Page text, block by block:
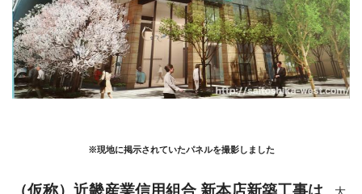
※現地に掲示されていたパネルを撮影しました
（仮称）近畿産業信用組合 新本店新築工事は